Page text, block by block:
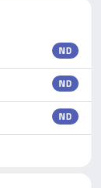
ND
ND
ND